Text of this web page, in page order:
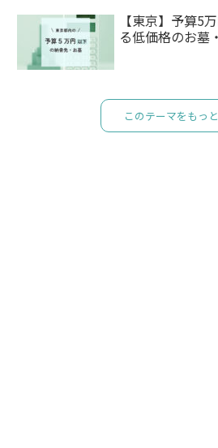
【東京】予算5
る低価格のお墓
このテーマをもっ